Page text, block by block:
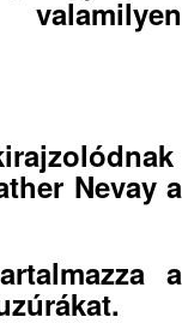
Nevay a
a